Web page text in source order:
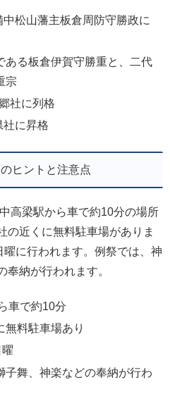
松山藩主板倉周防守勝政に
ある板倉伊賀守勝重と、二代
宗
社に列格
社に昇格
ヒントと注意点
高梁駅から車で約10分の場所
の近くに無料駐車場がありま
に行われます。例祭では、神
奉納が行われます。
車で約10分
無料駐車場あり
子舞、神楽などの奉納が行わ